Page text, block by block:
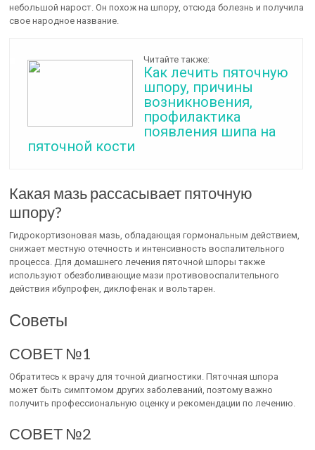
небольшой нарост. Он похож на шпору, отсюда болезнь и получила
свое народное название.
Читайте также:
Как лечить пяточную
шпору, причины
возникновения,
профилактика
появления шипа на
пяточной кости
Какая мазь рассасывает пяточную
шпору?
Гидрокортизоновая мазь, обладающая гормональным действием,
снижает местную отечность и интенсивность воспалительного
процесса. Для домашнего лечения пяточной шпоры также
используют обезболивающие мази противовоспалительного
действия ибупрофен, диклофенак и вольтарен.
Советы
СОВЕТ №1
Обратитесь к врачу для точной диагностики. Пяточная шпора
может быть симптомом других заболеваний, поэтому важно
получить профессиональную оценку и рекомендации по лечению.
СОВЕТ №2